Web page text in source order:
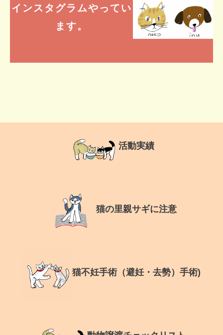
インスタグラムやってい
ます。
活動実績
猫の里親サギに注意
猫不妊手術（避妊・去勢）手術)